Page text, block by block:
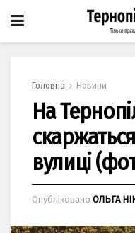
Головна Новини
На
вулиці
Опубліковано ОЛЬГА